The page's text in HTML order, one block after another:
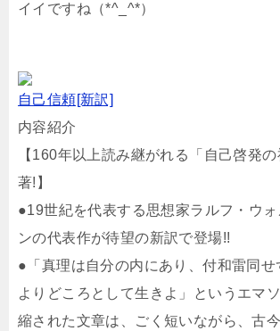
イイですね（*^_^*）
自己信頼[新訳]
内容紹介
【160年以上読み継がれる「自己啓発
著!】
●19世紀を代表する思想家ラルフ・ウ
ンの代表作が待望の新訳で登場!!
●「真理は自分の内にあり、付和雷同せ
よりどころとして生きよ」というエマ
縮された文章は、ごく短いながら、古